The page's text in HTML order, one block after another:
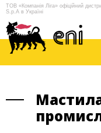
ТОВ «Компанія Ліга» офіційний
S.p.A в Україні